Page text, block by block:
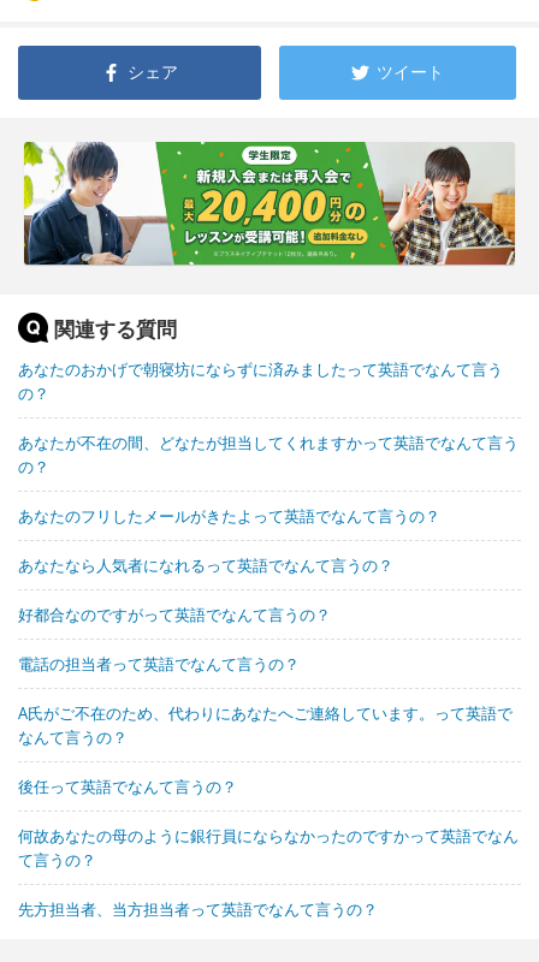
シェア ツイート
関連する質問
あなたのおかげで朝寝坊にならずに済みましたって英語でなんて言う
の？
あなたが不在の間、どなたが担当してくれますかって英語でなんて言う
の？
あなたのフリしたメールがきたよって英語でなんて言うの？
あなたなら人気者になれるって英語でなんて言うの？
好都合なのですがって英語でなんて言うの？
電話の担当者って英語でなんて言うの？
A氏がご不在のため、代わりにあなたへご連絡しています。って英語で
なんて言うの？
後任って英語でなんて言うの？
何故あなたの母のように銀行員にならなかったのですかって英語でなん
て言うの？
先方担当者、当方担当者って英語でなんて言うの？